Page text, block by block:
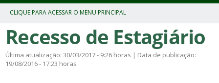
Recesso de Estagiário
Última atualização: 30/03/2017 - 9:26 horas | Data de publicação:
19/08/2016 - 17:23 horas